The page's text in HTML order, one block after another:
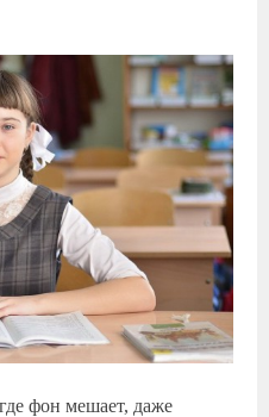
фон мешает, даже